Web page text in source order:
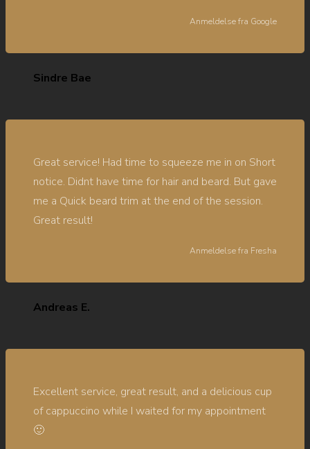
Anmeldelse fra Google
Sindre Bae
Great service! Had time to squeeze me in on Short
notice. Didnt have time for hair and beard. But gave
me a Quick beard trim at the end of the session.
Great result!
Anmeldelse fra Fresha
Andreas E.
Excellent service, great result, and a delicious cup
of cappuccino while I waited for my appointment
🙂